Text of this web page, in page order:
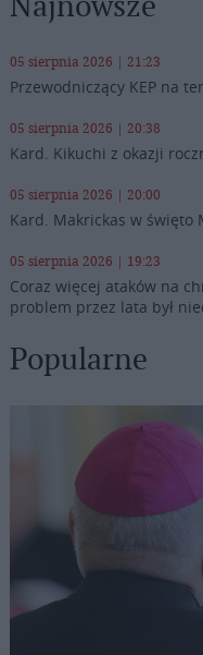
05 sierpnia 2026 | 21:23
Przewodniczący KEP na
05 sierpnia 2026 | 20:38
Kard. Kikuchi z okazji
05 sierpnia 2026 | 20:00
Kard. Makrickas w święto
05 sierpnia 2026 | 19:23
Coraz więcej ataków na
problem przez lata był
Popularne